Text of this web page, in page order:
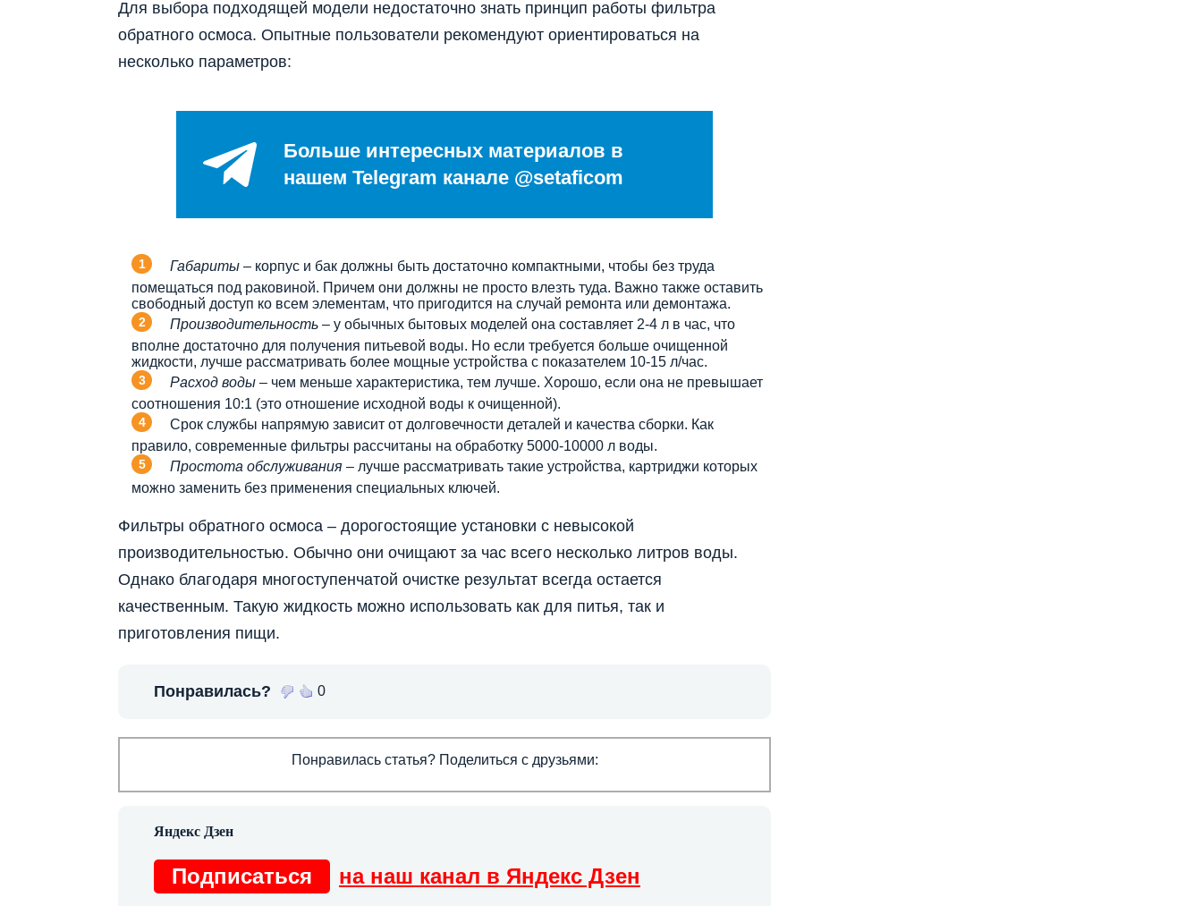
Для выбора подходящей модели недостаточно знать принцип работы фильтра
обратного осмоса. Опытные пользователи рекомендуют ориентироваться на
несколько параметров:
Больше интересных материалов в
нашем Telegram канале @setaficom
Габариты – корпус и бак должны быть достаточно компактными, чтобы без труда
помещаться под раковиной. Причем они должны не просто влезть туда. Важно также оставить
свободный доступ ко всем элементам, что пригодится на случай ремонта или демонтажа.
Производительность – у обычных бытовых моделей она составляет 2-4 л в час, что
вполне достаточно для получения питьевой воды. Но если требуется больше очищенной
жидкости, лучше рассматривать более мощные устройства с показателем 10-15 л/час.
Расход воды – чем меньше характеристика, тем лучше. Хорошо, если она не превышает
соотношения 10:1 (это отношение исходной воды к очищенной).
Срок службы напрямую зависит от долговечности деталей и качества сборки. Как
правило, современные фильтры рассчитаны на обработку 5000-10000 л воды.
Простота обслуживания – лучше рассматривать такие устройства, картриджи которых
можно заменить без применения специальных ключей.
Фильтры обратного осмоса – дорогостоящие установки с невысокой
производительностью. Обычно они очищают за час всего несколько литров воды.
Однако благодаря многоступенчатой очистке результат всегда остается
качественным. Такую жидкость можно использовать как для питья, так и
приготовления пищи.
Понравилась? 0
Понравилась статья? Поделиться с друзьями:
Подписаться на наш канал в Яндекс Дзен